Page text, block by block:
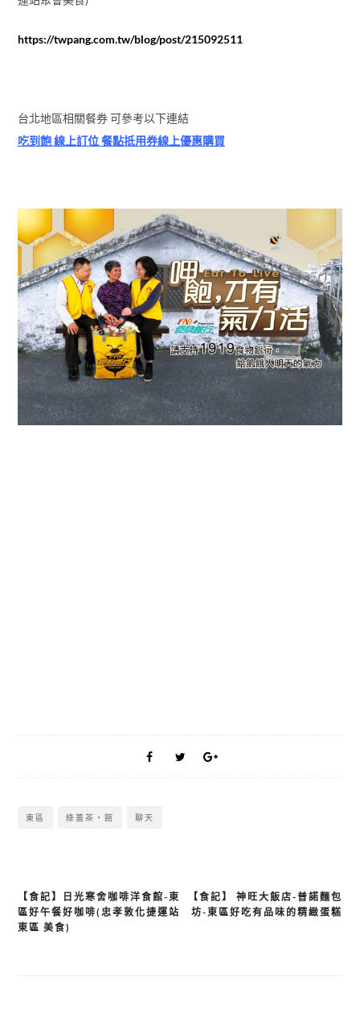
https://twpang.com.tw/blog/post/215092511
台北地區相關餐券 可參考以下連結
吃到飽 線上訂位 餐點抵用券線上優惠購買
東區 綠蓋茶‧館 聊天
文
章
【食記】日光寒舍咖啡洋食館-東
區好午餐好咖啡(忠孝敦化捷運站
東區 美食)
【食記】 神旺大飯店-普諾麵包
坊-東區好吃有品味的精緻蛋糕